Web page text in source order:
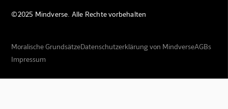
©2025 Mindverse. Alle Rechte vorbehalten
Moralische GrundsätzeDatenschutzerklärung von MindverseAGBs
Impressum